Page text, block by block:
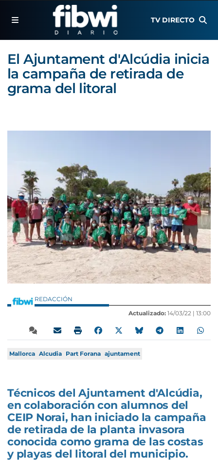
TV DIRECTO
El Ajuntament d'Alcúdia inicia
la campaña de retirada de
grama del litoral
REDACCIÓN
Actualizado: 14/03/22 | 13:00
Mallorca Alcudia Part Forana ajuntament
Técnicos del Ajuntament d'Alcúdia,
en colaboración con alumnos del
CEIP Norai, han iniciado la campaña
de retirada de la planta invasora
conocida como grama de las costas
y playas del litoral del municipio.